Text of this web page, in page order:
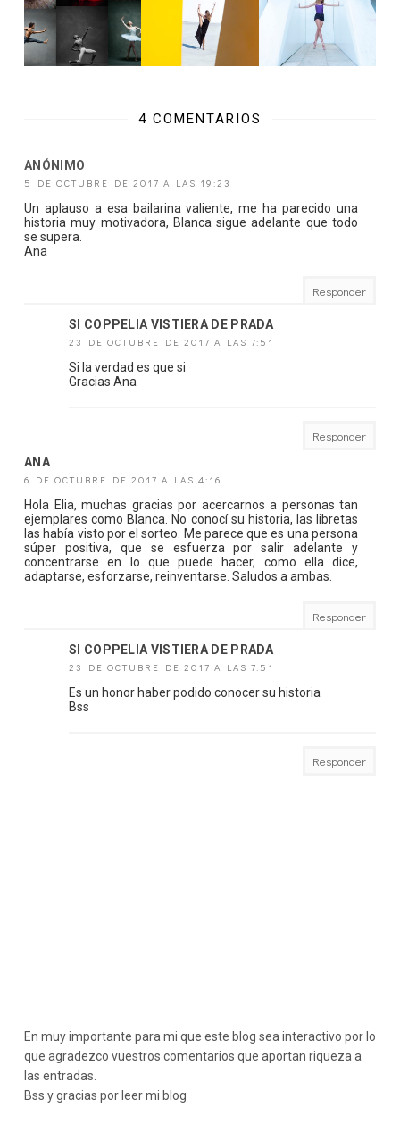
4 COMENTARIOS
ANÓNIMO
5 DE OCTUBRE DE 2017 A LAS 19:23
Un aplauso a esa bailarina valiente, me ha parecido una
historia muy motivadora, Blanca sigue adelante que todo
se supera.
Ana
Responder
SI COPPELIA VISTIERA DE PRADA
23 DE OCTUBRE DE 2017 A LAS 7:51
Si la verdad es que si
Gracias Ana
Responder
ANA
6 DE OCTUBRE DE 2017 A LAS 4:16
Hola Elia, muchas gracias por acercarnos a personas tan
ejemplares como Blanca. No conocí su historia, las libretas
las había visto por el sorteo. Me parece que es una persona
súper positiva, que se esfuerza por salir adelante y
concentrarse en lo que puede hacer, como ella dice,
adaptarse, esforzarse, reinventarse. Saludos a ambas.
Responder
SI COPPELIA VISTIERA DE PRADA
23 DE OCTUBRE DE 2017 A LAS 7:51
Es un honor haber podido conocer su historia
Bss
Responder
En muy importante para mi que este blog sea interactivo por lo
que agradezco vuestros comentarios que aportan riqueza a
las entradas.
Bss y gracias por leer mi blog